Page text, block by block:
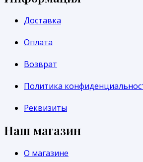
Доставка
Оплата
Возврат
Политика
Реквизиты
Наш магазин
О магазине